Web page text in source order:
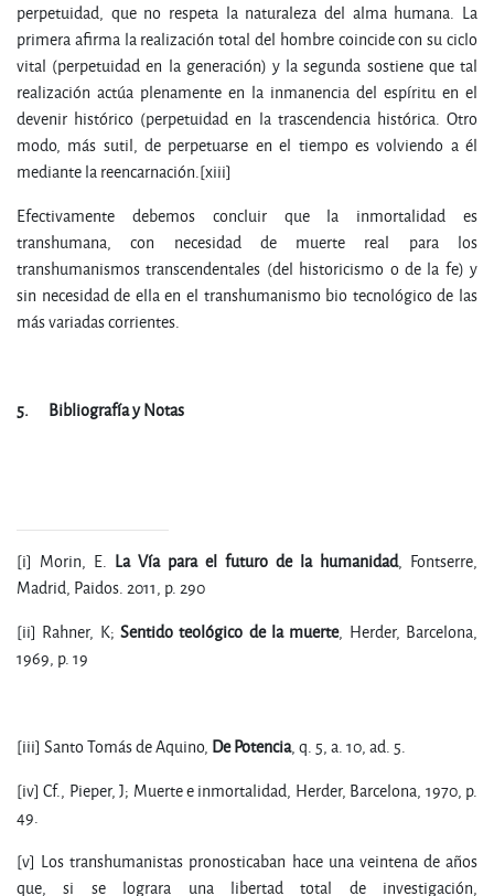
perpetuidad, que no respeta la naturaleza del alma humana. La
primera afirma la realización total del hombre coincide con su ciclo
vital (perpetuidad en la generación) y la segunda sostiene que tal
realización actúa plenamente en la inmanencia del espíritu en el
devenir histórico (perpetuidad en la trascendencia histórica. Otro
modo, más sutil, de perpetuarse en el tiempo es volviendo a él
mediante la reencarnación.[xiii]
Efectivamente debemos concluir que la inmortalidad es
transhumana, con necesidad de muerte real para los
transhumanismos transcendentales (del historicismo o de la fe) y
sin necesidad de ella en el transhumanismo bio tecnológico de las
más variadas corrientes.
5. Bibliografía y Notas
[i] Morin, E. La Vía para el futuro de la humanidad, Fontserre,
Madrid, Paidos. 2011, p. 290
[ii] Rahner, K; Sentido teológico de la muerte, Herder, Barcelona,
1969, p. 19
[iii] Santo Tomás de Aquino, DePotencia, q. 5, a. 10, ad. 5.
[iv] Cf., Pieper, J; Muerte e inmortalidad, Herder, Barcelona, 1970, p.
49.
[v] Los transhumanistas pronosticaban hace una veintena de años
que, si se lograra una libertad total de investigación,